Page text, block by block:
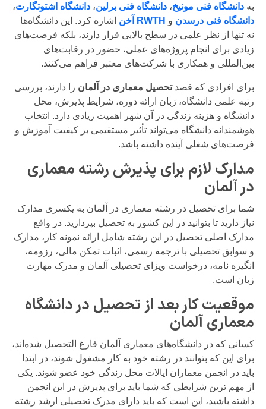
بهدانشگاه فنی مونیخ،دانشگاه فنی برلین،دانشگاه اشتوتگارت،
دانشگاه فنی درسدنو RWTH آخن
اشاره کرد. این دانشگاه‌ها
نه تنها از نظر علمی در سطح بالایی قرار دارند، بلکه فرصت‌های
زیادی برای انجام پروژه‌های عملی، حضور در رقابت‌های
بین‌المللی و همکاری با شرکت‌های معتبر فراهم می‌کنند.
برای افرادی که قصدتحصیل معماری در آلمانرا دارند، بررسی
رتبه علمی دانشگاه، زبان ارائه دوره، شرایط پذیرش، محل
دانشگاه و هزینه زندگی در آن شهر اهمیت زیادی دارد. انتخاب
هوشمندانه دانشگاه می‌تواند تأثیر مستقیمی بر کیفیت آموزش و
فرصت‌های شغلی آینده داشته باشد.
مدارک لازم برای پذیرش رشته معماری
در آلمان
شما برای تحصیل در رشته معماری در آلمان به یکسری مدارک
نیاز دارید تا بتوانید در این کشور به تحصیل بپردازید. در واقع
مدارک اصلی تحصیل در این رشته شامل ارائه نمونه کار، مدارک
و سوابق تحصیلی با ترجمه رسمی، اثبات تمکن مالی، رزومه،
انگیزه نامه، درخواست ویزای تحصیلی آلمان و مدرک مهارت
زبان است.
موقعیت کار بعد از تحصیل در دانشگاه
معماری آلمان
کسانی که در دانشگاه‌های معماری آلمان فارغ التحصیل شده‌اند،
برای این که بتوانند در رشته خود به کار مشغول شوند، در ابتدا
باید در انجمن معماران ایالات محل زندگی خود عضو شوند. یکی
از مهم ترین شرایطی که شما باید برای پذیرش در این انجمن
داشته باشید، این است که باید دارای مدرک تحصیلی ارشد رشته